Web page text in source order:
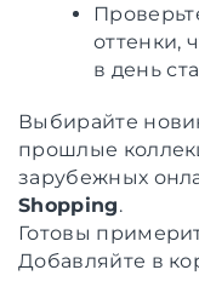
оттенки,
в день
Выбирайте
прошлые
зарубежных
Shopping.
Готовы
Добавляйте в